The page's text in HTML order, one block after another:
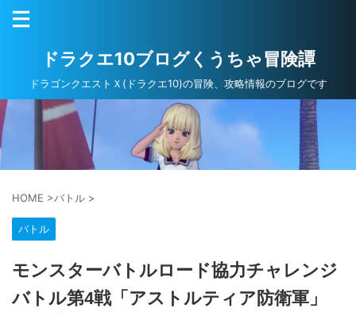
ドラクエ10ブログくうちゃ冒険譚
ドラゴンクエストＸ(ドラクエ10)の冒険、攻略情報のブログです
HOME >バトル >
バトル
モンスターバトルロード協力チャレンジ
バトル第4戦「アストルティア防衛軍」